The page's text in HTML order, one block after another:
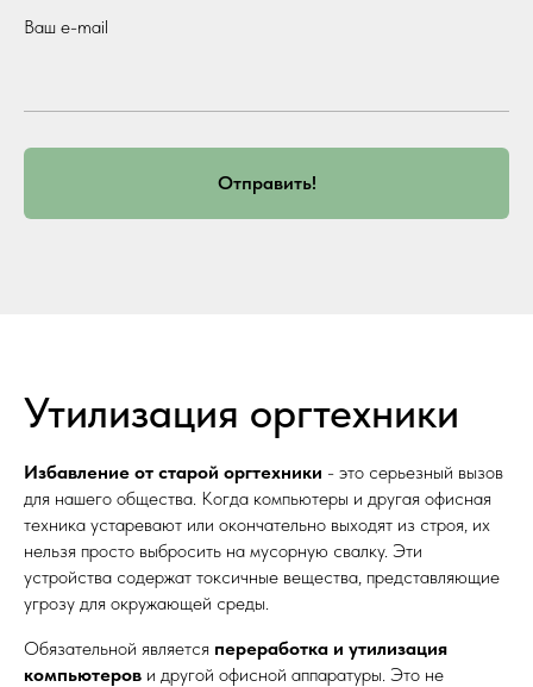
Ваш e-mail
Отправить!
Утилизация оргтехники
Избавление от старой оргтехники - это серьезный вызов
для нашего общества. Когда компьютеры и другая офисная
техника устаревают или окончательно выходят из строя, их
нельзя просто выбросить на мусорную свалку. Эти
устройства содержат токсичные вещества, представляющие
угрозу для окружающей среды.
Обязательной является переработка и утилизация
компьютеров и другой офисной аппаратуры. Это не